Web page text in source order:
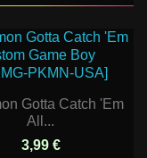
Gotta Catch 'Em
All...
3,99 €